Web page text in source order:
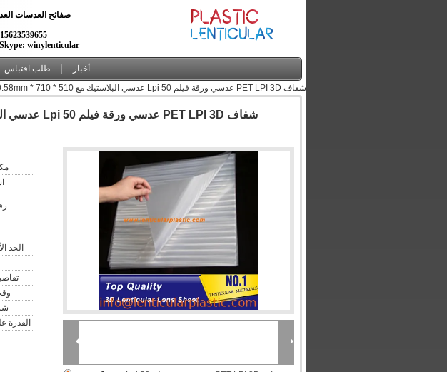
صفائح العدسات
winylenticular
طلب اقتباس
أخبار
شفاف PET LPI 3D عدسي ورقة فيلم 50 Lpi عدسي البلاستيك مع 510 * 710 * 0.58mm الحجم القياسي
الحد
القدرة